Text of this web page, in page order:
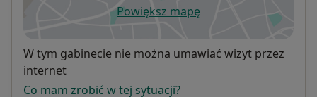
Powiększ mapęotwiera się w nowej karcie
Dostępność
W tym gabinecie nie można umawiać wizyt przez
internet
Co mam zrobić w tej sytuacji?